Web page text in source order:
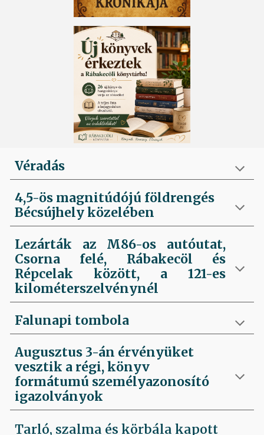
Véradás
4,5-ös magnitúdójú földrengés
Bécsújhely közelében
Lezárták az M86-os autóutat,
Csorna felé, Rábakecöl és
Répcelak között, a 121-es
kilométerszelvénynél
Falunapi tombola
Augusztus 3-án érvényüket
vesztik a régi, könyv
formátumú személyazonosító
igazolványok
Tarló, szalma és körbála kapott